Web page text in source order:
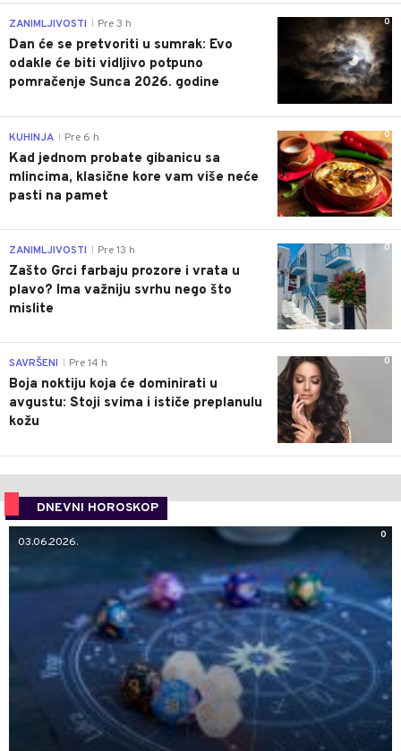
0
ZANIMLJIVOSTI Pre 3 h
Dan će se pretvoriti u sumrak: Evo
odakle će biti vidljivo potpuno
pomračenje Sunca 2026. godine
0
KUHINJA Pre 6 h
Kad jednom probate gibanicu sa
mlincima, klasične kore vam više neće
pasti na pamet
0
ZANIMLJIVOSTI Pre 13 h
Zašto Grci farbaju prozore i vrata u
plavo? Ima važniju svrhu nego što
mislite
0
SAVRŠENI Pre 14 h
Boja noktiju koja će dominirati u
avgustu: Stoji svima i ističe preplanulu
kožu
DNEVNI HOROSKOP
0
03.06.2026.